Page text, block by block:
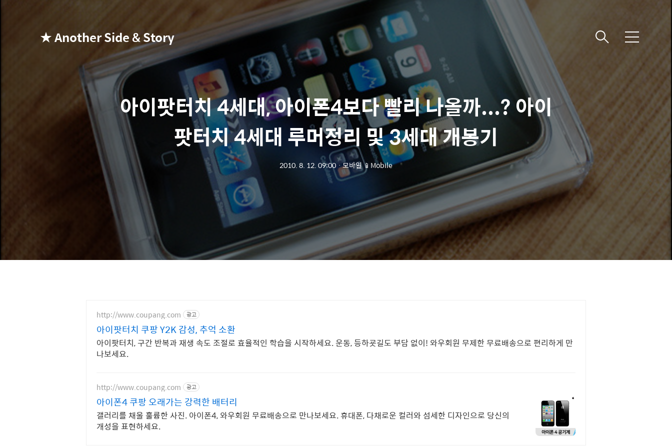
★ Another Side & Story 메
뉴
아이팟터치 4세대, 아이폰4보다 빨리 나올까...? 아이
팟터치 4세대 루머정리 및 3세대 개봉기
2010. 8. 12. 09:00ㆍ모바일 📱Mobile
http://www.coupang.com 광고
아이팟터치 쿠팡 Y2K 감성, 추억 소환
아이팟터치, 구간 반복과 재생 속도 조절로 효율적인 학습을 시작하세요. 운동, 등하굣길도 부담 없이! 와우회원 무제한 무료배송으로 편리하게 만
나보세요.
http://www.coupang.com 광고
아이폰4 쿠팡 오래가는 강력한 배터리
갤러리를 채울 훌륭한 사진. 아이폰4, 와우회원 무료배송으로 만나보세요. 휴대폰, 다채로운 컬러와 섬세한 디자인으로 당신의
개성을 표현하세요.